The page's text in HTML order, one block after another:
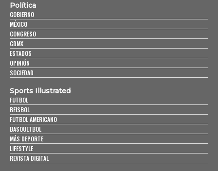
Política
GOBIERNO
MÉXICO
CONGRESO
CDMX
ESTADOS
OPINIÓN
SOCIEDAD
Sports Illustrated
FUTBOL
BEISBOL
FUTBOL AMERICANO
BASQUETBOL
MÁS DEPORTE
LIFESTYLE
REVISTA DIGITAL